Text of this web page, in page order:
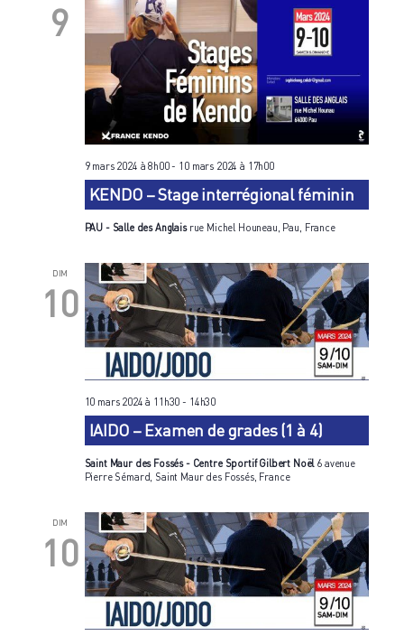
9
KENDO – Stage interrégional féminin
9 mars 2024 à 8h00- 10 mars 2024 à 17h00
PAU - Salle des Anglais rue Michel Houneau, Pau, France
DIM
10
IAIDO – Examen de grades (1 à 4)
10 mars 2024 à 11h30 - 14h30
Saint Maur des Fossés - Centre Sportif Gilbert Noël 6 avenue
Pierre Sémard, Saint Maur des Fossés, France
DIM
10